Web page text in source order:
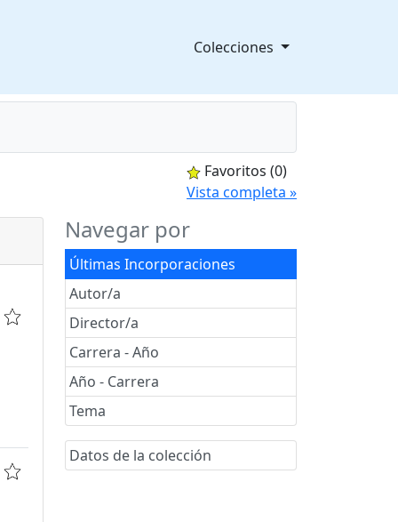
Colecciones
Favoritos (0)
Vista completa »
Navegar por
Últimas Incorporaciones
Autor/a
Director/a
Carrera - Año
Año - Carrera
Tema
Datos de la colección